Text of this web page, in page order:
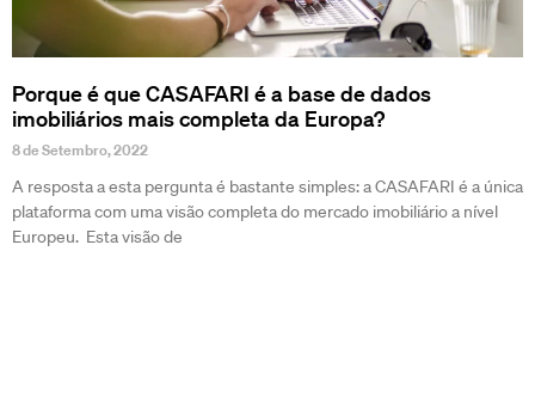
Porque é que CASAFARI é a base de dados
imobiliários mais completa da Europa?
8 de Setembro, 2022
A resposta a esta pergunta é bastante simples: a CASAFARI é a única
plataforma com uma visão completa do mercado imobiliário a nível
Europeu. Esta visão de